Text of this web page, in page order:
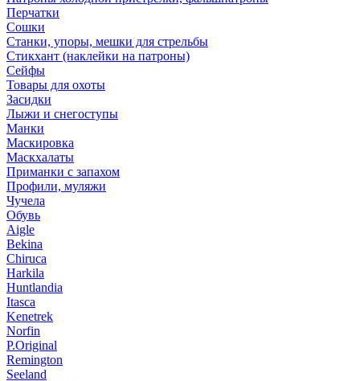
Перчатки
Сошки
Станки, упоры, мешки для стрельбы
Стикхант (наклейки на патроны)
Сейфы
Товары для охоты
Засидки
Лыжи и снегоступы
Манки
Маскировка
Маскхалаты
Приманки с запахом
Профили, муляжи
Чучела
Обувь
Aigle
Bekina
Chiruсa
Harkila
Huntlandia
Itasca
Kenetrek
Norfin
P.Original
Remington
Seeland